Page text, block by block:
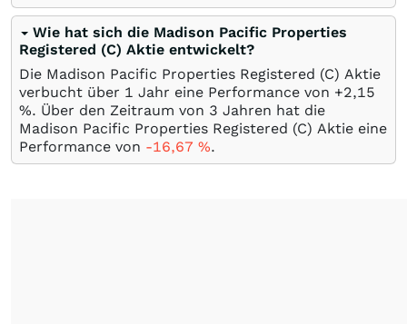
Wie hat sich die Madison Pacific Properties
Registered (C) Aktie entwickelt?
Die Madison Pacific Properties Registered (C) Aktie
verbucht über 1 Jahr eine Performance von +2,15
%. Über den Zeitraum von 3 Jahren hat die
Madison Pacific Properties Registered (C) Aktie eine
Performance von -16,67 %.